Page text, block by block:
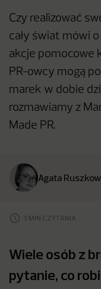
Czy realizować
cały świat mówi
akcje pomocowe
PR-owcy mogą
marek w dobie
rozmawiamy z
Made PR.
Agata
3 MIN CZYTANIA
Wiele osób z
pytanie, co